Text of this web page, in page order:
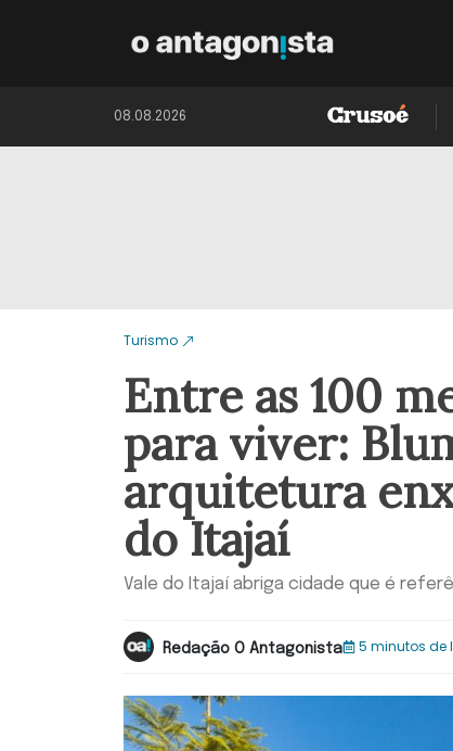
08.08.2026
Turismo
Entre as 100
para viver:
arquitetura
do Itajaí
Vale do Itajaí abriga cidade que é
Redação O Antagonista 5 minutos de